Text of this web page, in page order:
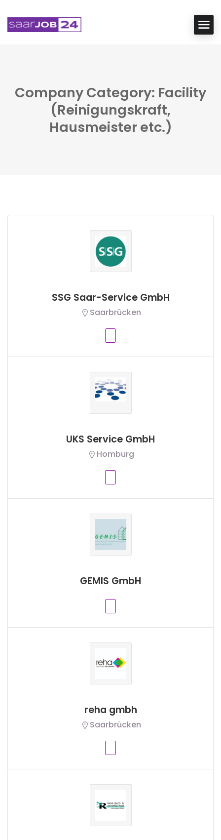
Company Category: Facility
(Reinigungskraft,
Hausmeister etc.)
SSG Saar-Service GmbH
Saarbrücken
UKS Service GmbH
Homburg
GEMIS GmbH
reha gmbh
Saarbrücken